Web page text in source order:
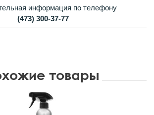
информация по телефону
(473) 300-37-77
товары